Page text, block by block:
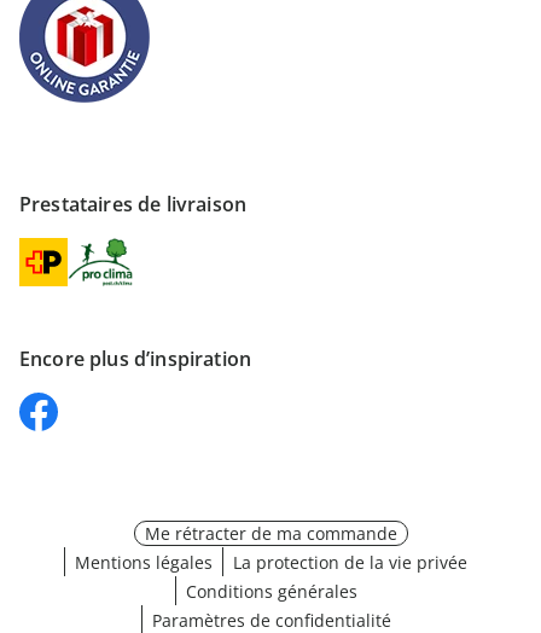
Prestataires de livraison
Encore plus d’inspiration
Me rétracter de ma commande
Mentions légales
La protection de la vie privée
Conditions générales
Paramètres de confidentialité